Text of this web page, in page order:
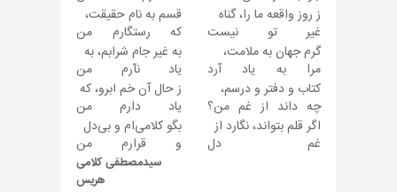
ز روز واقعه ما را، گناه
غیر تو نیست
قسم به نام حقیقت،
که رستگارم من
گرم جهان به ملامت،
مرا به یاد آرد
به غیر جام شرابم، به
یاد نآرم من
کتاب و دفتر و درسم،
چه داند از غم من؟
ز حال آن خم ابرو، که
یاد دارم من
اگر قلم بتواند، نگارد از
غم دل
بگو کلامی‌ام و بی‌دل
و قرارم من
سیدمصطفی کلامی
هریس